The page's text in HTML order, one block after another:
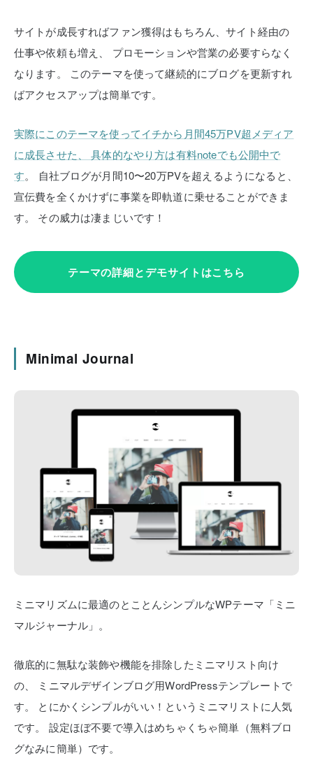
サイトが成長すればファン獲得はもちろん、サイト経由の
仕事や依頼も増え、
プロモーションや営業の必要すらなく
なります。
このテーマを使って継続的にブログを更新すれ
ばアクセスアップは簡単です。
実際にこのテーマを使ってイチから月間45万PV超メディア
に成長させた、
具体的なやり方は有料noteでも公開中で
す。
自社ブログが月間10〜20万PVを超えるようになると、
宣伝費を全くかけずに事業を即軌道に乗せることができま
す。
その威力は凄まじいです！
テーマの詳細とデモサイトはこちら
Minimal Journal
ミニマリズムに最適のとことんシンプルなWPテーマ「ミニ
マルジャーナル」。
徹底的に無駄な装飾や機能を排除したミニマリスト向け
の、
ミニマルデザインブログ用WordPressテンプレートで
す。
とにかくシンプルがいい！というミニマリストに人気
です。
設定ほぼ不要で導入はめちゃくちゃ簡単（無料ブロ
グなみに簡単）です。